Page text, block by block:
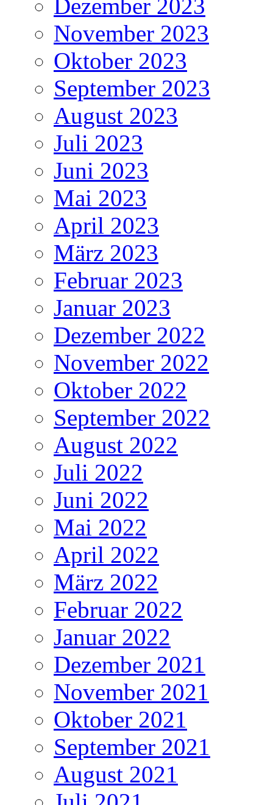
Dezember 2023
November 2023
Oktober 2023
September 2023
August 2023
Juli 2023
Juni 2023
Mai 2023
April 2023
März 2023
Februar 2023
Januar 2023
Dezember 2022
November 2022
Oktober 2022
September 2022
August 2022
Juli 2022
Juni 2022
Mai 2022
April 2022
März 2022
Februar 2022
Januar 2022
Dezember 2021
November 2021
Oktober 2021
September 2021
August 2021